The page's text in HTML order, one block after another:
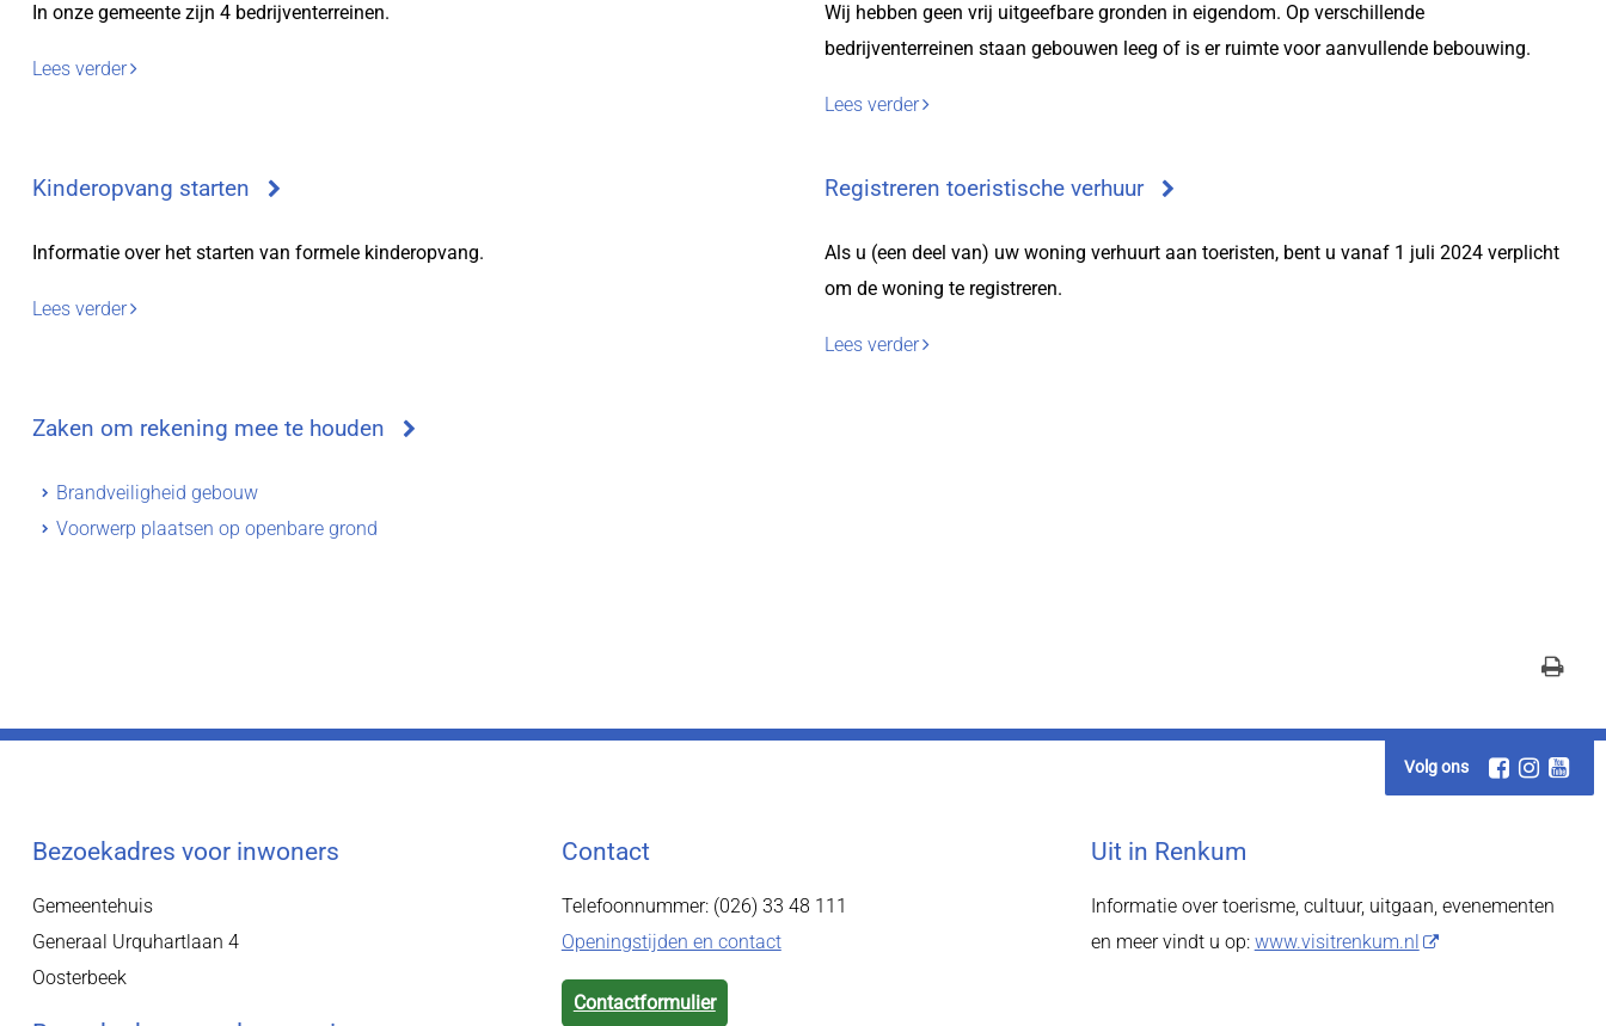
In onze gemeente zijn 4 bedrijventerreinen.
Lees verder
Wij hebben geen vrij uitgeefbare gronden in eigendom. Op verschillende
bedrijventerreinen staan gebouwen leeg of is er ruimte voor aanvullende bebouwing.
Lees verder
Kinderopvang starten
Informatie over het starten van formele kinderopvang.
Lees verder
Registreren toeristische verhuur
Als u (een deel van) uw woning verhuurt aan toeristen, bent u vanaf 1 juli 2024 verplicht
om de woning te registreren.
Lees verder
Zaken om rekening mee te houden
Brandveiligheid gebouw
Voorwerp plaatsen op openbare grond
Volg ons
Bezoekadres voor inwoners
Gemeentehuis
Generaal Urquhartlaan 4
Oosterbeek
Contact
Telefoonnummer: (026) 33 48 111
Openingstijden en contact
Contactformulier
Uit in Renkum
Informatie over toerisme, cultuur, uitgaan, evenementen
en meer vindt u op: www.visitrenkum.nl